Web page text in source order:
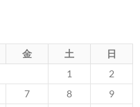
金 土
日
1
2
7 8
9